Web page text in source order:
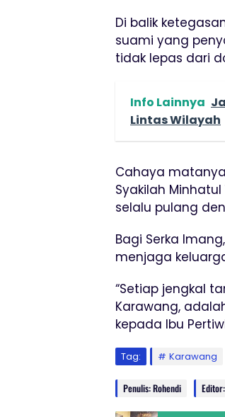
Di balik
suami yang
tidak lepas dari
Info Lainnya
Lintas Wilayah
Cahaya
Syakilah
selalu pulang
Bagi Serka
menjaga
“Setiap jengkal
Karawang,
kepada Ibu
Tag: Karawang
Penulis: Rohendi